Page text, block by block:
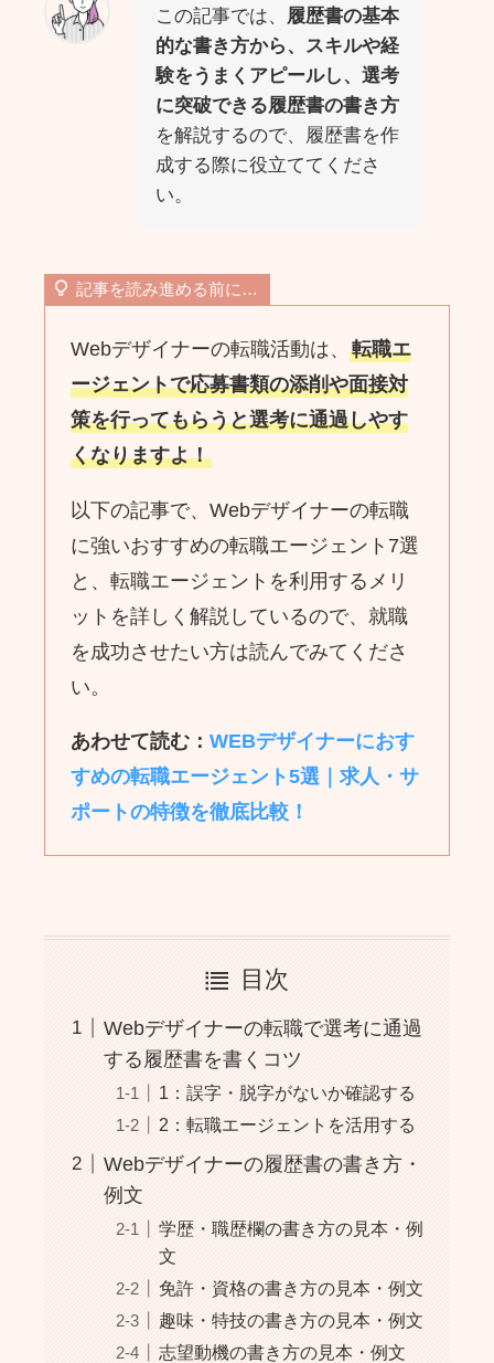
この記事では、 履歴書の基本
的な書き方から、スキルや経
験をうまくアピールし、選考
に突破できる履歴書の書き方
を解説するので、履歴書を作
成する際に役立ててくださ
い。
記事を読み進める前に…
Webデザイナーの転職活動は、 転職エ
ージェントで応募書類の添削や面接対
策を行ってもらうと選考に通過しやす
くなりますよ！
以下の記事で、Webデザイナーの転職
に強いおすすめの転職エージェント7選
と、転職エージェントを利用するメリ
ットを詳しく解説しているので、就職
を成功させたい方は読んでみてくださ
い。
あわせて読む： WEBデザイナーにおす
すめの転職エージェント5選｜求人・サ
ポートの特徴を徹底比較！
目次
Webデザイナーの転職で選考に通過
する履歴書を書くコツ
1：誤字・脱字がないか確認する
2：転職エージェントを活用する
Webデザイナーの履歴書の書き方・
例文
学歴・職歴欄の書き方の見本・例
文
免許・資格の書き方の見本・例文
趣味・特技の書き方の見本・例文
志望動機の書き方の見本・例文